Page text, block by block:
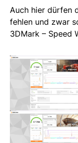
Auch hier dürfen
fehlen und zwar
3DMark – Speed